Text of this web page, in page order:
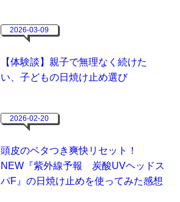
2026-03-09
【体験談】親子で無理なく続けた
い、子どもの日焼け止め選び
2026-02-20
頭皮のベタつき爽快リセット！
NEW『紫外線予報 炭酸UVヘッドス
パF』の日焼け止めを使ってみた感想